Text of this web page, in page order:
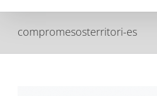
compromesosterritori-es